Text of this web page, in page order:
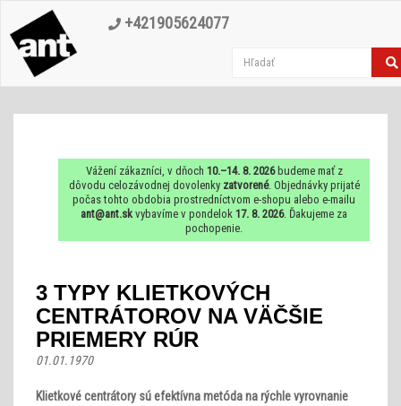
+421905624077
Vážení zákazníci, v dňoch 10.–14. 8. 2026budeme mať z
dôvodu celozávodnej dovolenkyzatvorené. Objednávky prijaté
počas tohto obdobia prostredníctvom e-shopu alebo e-mailu
ant@ant.skvybavíme v pondelok 17. 8. 2026. Ďakujeme za
pochopenie.
3 TYPY KLIETKOVÝCH
CENTRÁTOROV NA VÄČŠIE
PRIEMERY RÚR
01.01.1970
Klietkové centrátory sú efektívna metóda na rýchle vyrovnanie